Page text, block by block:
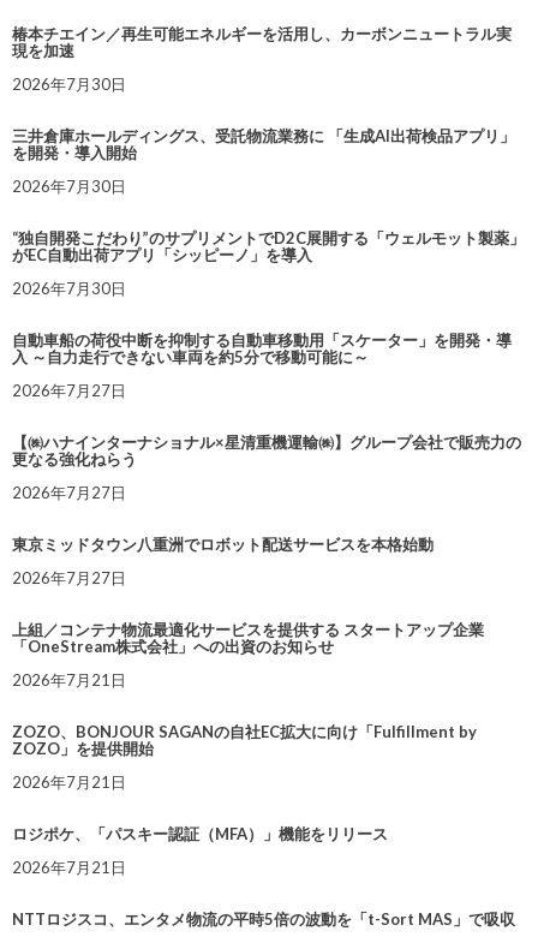
椿本チエイン／再生可能エネルギーを活用し、カーボンニュートラル実
現を加速
2026年7月30日
三井倉庫ホールディングス、受託物流業務に 「生成AI出荷検品アプリ」
を開発・導入開始
2026年7月30日
“独自開発こだわり”のサプリメントでD2C展開する「ウェルモット製薬」
がEC自動出荷アプリ「シッピーノ」を導入
2026年7月30日
自動車船の荷役中断を抑制する自動車移動用「スケーター」を開発・導
入 ～自力走行できない車両を約5分で移動可能に～
2026年7月27日
【㈱ハナインターナショナル×星清重機運輸㈱】グループ会社で販売力の
更なる強化ねらう
2026年7月27日
東京ミッドタウン八重洲でロボット配送サービスを本格始動
2026年7月27日
上組／コンテナ物流最適化サービスを提供する スタートアップ企業
「OneStream株式会社」への出資のお知らせ
2026年7月21日
ZOZO、BONJOUR SAGANの自社EC拡大に向け「Fulfillment by
ZOZO」を提供開始
2026年7月21日
ロジポケ、「パスキー認証（MFA）」機能をリリース
2026年7月21日
NTTロジスコ、エンタメ物流の平時5倍の波動を「t-Sort MAS」で吸収